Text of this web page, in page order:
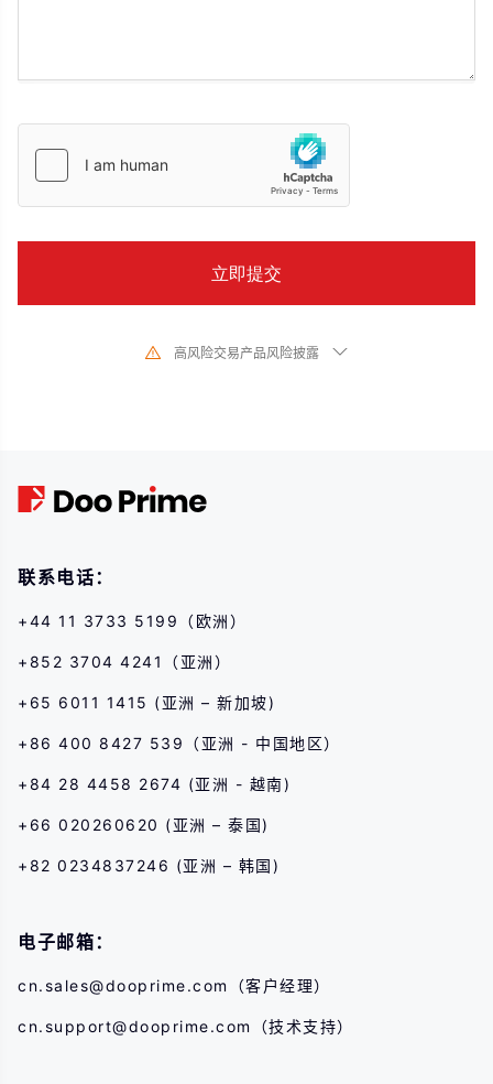
高风险交易产品风险披露
联系电话：
+44 11 3733 5199（欧洲）
+852 3704 4241（亚洲）
+65 6011 1415 (亚洲 – 新加坡)
+86 400 8427 539（亚洲 - 中国地区）
+84 28 4458 2674 (亚洲 - 越南)
+66 020260620 (亚洲 – 泰国)
+82 0234837246 (亚洲 – 韩国)
电子邮箱：
cn.sales@dooprime.com （客户经理）
cn.support@dooprime.com （技术支持）